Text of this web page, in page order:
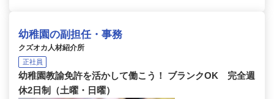
幼稚園の副担任・事務
クズオカ人材紹介所
正社員
幼稚園教諭免許を活かして働こう！ ブランクOK 完全週
休2日制（土曜・日曜）